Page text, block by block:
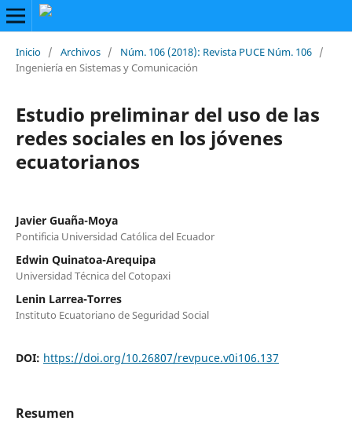
Inicio / Archivos / Núm. 106 (2018): Revista PUCE Núm. 106 /
Ingeniería en Sistemas y Comunicación
Estudio preliminar del uso de las
redes sociales en los jóvenes
ecuatorianos
Javier Guaña-Moya
Pontificia Universidad Católica del Ecuador
Edwin Quinatoa-Arequipa
Universidad Técnica del Cotopaxi
Lenin Larrea-Torres
Instituto Ecuatoriano de Seguridad Social
DOI: https://doi.org/10.26807/revpuce.v0i106.137
Resumen